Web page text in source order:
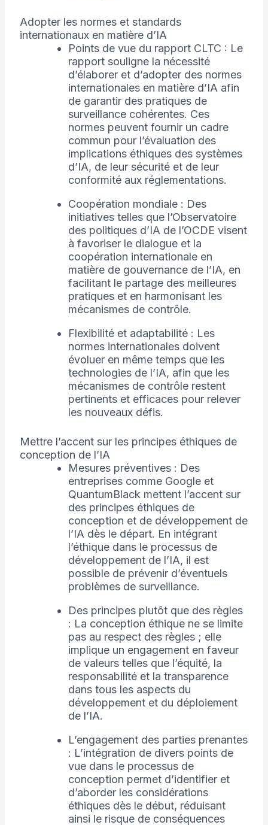
Adopter les normes et standards
internationaux en matière d’IA
Points de vue du rapport CLTC : Le
rapport souligne la nécessité
d’élaborer et d’adopter des normes
internationales en matière d’IA afin
de garantir des pratiques de
surveillance cohérentes. Ces
normes peuvent fournir un cadre
commun pour l’évaluation des
implications éthiques des systèmes
d’IA, de leur sécurité et de leur
conformité aux réglementations.
Coopération mondiale : Des
initiatives telles que l’Observatoire
des politiques d’IA de l’OCDE visent
à favoriser le dialogue et la
coopération internationale en
matière de gouvernance de l’IA, en
facilitant le partage des meilleures
pratiques et en harmonisant les
mécanismes de contrôle.
Flexibilité et adaptabilité : Les
normes internationales doivent
évoluer en même temps que les
technologies de l’IA, afin que les
mécanismes de contrôle restent
pertinents et efficaces pour relever
les nouveaux défis.
Mettre l’accent sur les principes éthiques de
conception de l’IA
Mesures préventives : Des
entreprises comme Google et
QuantumBlack mettent l’accent sur
des principes éthiques de
conception et de développement de
l’IA dès le départ. En intégrant
l’éthique dans le processus de
développement de l’IA, il est
possible de prévenir d’éventuels
problèmes de surveillance.
Des principes plutôt que des règles
: La conception éthique ne se limite
pas au respect des règles ; elle
implique un engagement en faveur
de valeurs telles que l’équité, la
responsabilité et la transparence
dans tous les aspects du
développement et du déploiement
de l’IA.
L’engagement des parties prenantes
: L’intégration de divers points de
vue dans le processus de
conception permet d’identifier et
d’aborder les considérations
éthiques dès le début, réduisant
ainsi le risque de conséquences